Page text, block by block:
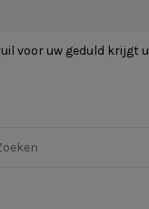
voor uw geduld krijgt u